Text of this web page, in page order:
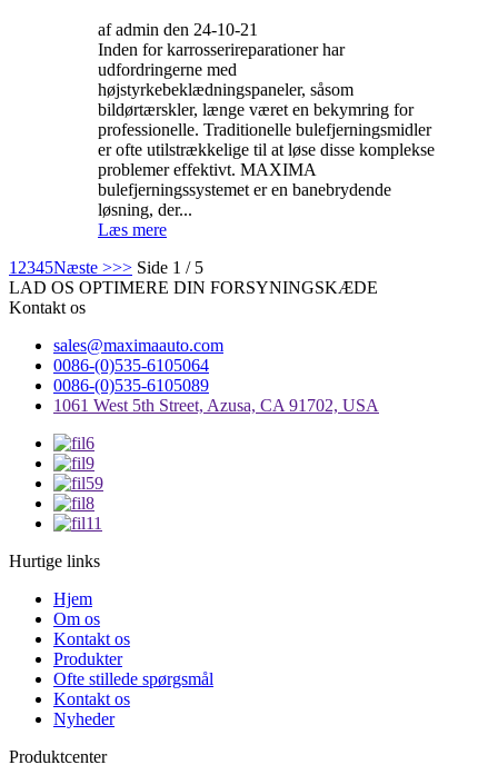
af admin den 24-10-21
Inden for karrosserireparationer har
udfordringerne med
højstyrkebeklædningspaneler, såsom
bildørtærskler, længe været en bekymring for
professionelle. Traditionelle bulefjerningsmidler
er ofte utilstrækkelige til at løse disse komplekse
problemer effektivt. MAXIMA
bulefjerningssystemet er en banebrydende
løsning, der...
Læs mere
1 2345Næste >>> Side 1 / 5
LAD OS OPTIMERE DIN FORSYNINGSKÆDE
Kontakt os
sales@maximaauto.com
0086-(0)535-6105064
0086-(0)535-6105089
1061 West 5th Street, Azusa, CA 91702, USA
Hurtige links
Hjem
Om os
Kontakt os
Produkter
Ofte stillede spørgsmål
Kontakt os
Nyheder
Produktcenter